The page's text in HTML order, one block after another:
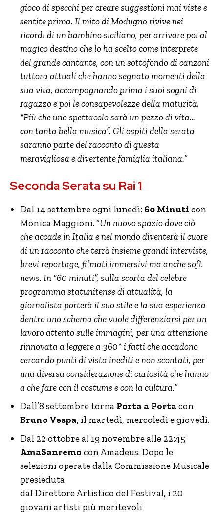
gioco di specchi per creare suggestioni mai viste e
sentite prima. Il mito di Modugno rivive nei
ricordi di un bambino siciliano, per arrivare poi al
magico destino che lo ha scelto come interprete
del grande cantante, con un sottofondo di canzoni
tuttora attuali che hanno segnato momenti della
sua vita, accompagnando prima i suoi sogni di
ragazzo e poi le consapevolezze della maturità,
“Più che uno spettacolo sarà un pezzo di vita…
con tanta bella musica”. Gli ospiti della serata
saranno parte del racconto di questa
meravigliosa e divertente famiglia italiana.“
Seconda Serata su Rai 1
Dal 14 settembre ogni lunedì: 60 Minuti con
Monica Maggioni. “Un nuovo spazio dove ciò
che accade in Italia e nel mondo diventerà il cuore
di un racconto che terrà insieme grandi interviste,
brevi reportage, filmati immersivi ma anche soft
news. In “60 minuti”, sulla scorta del celebre
programma statunitense di attualità, la
giornalista porterà il suo stile e la sua esperienza
dentro uno schema che vuole differenziarsi per un
lavoro attento sulle immagini, per una attenzione
rinnovata a leggere a 360^ i fatti che accadono
cercando punti di vista inediti e non scontati, per
una diversa considerazione di curiosità che hanno
a che fare con il costume e con la cultura.“
Dall’8 settembre torna Porta a Porta con
Bruno Vespa, il martedì, mercoledì e giovedì.
Dal 22 ottobre al 19 novembre alle 22:45
AmaSanremo con Amadeus. Dopo le
selezioni operate dalla Commissione Musicale
presieduta
dal Direttore Artistico del Festival, i 20
giovani artisti più meritevoli